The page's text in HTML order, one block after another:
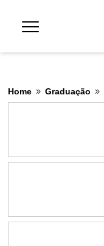
Home 9 Graduação 9